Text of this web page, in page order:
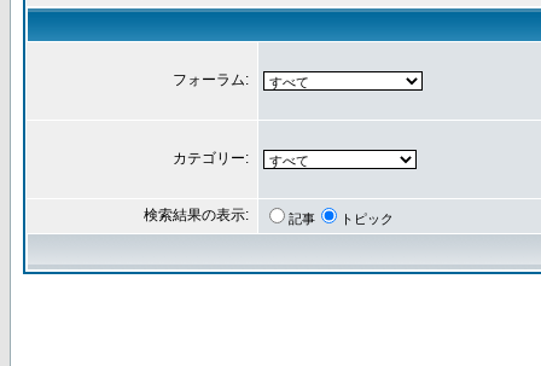
フォーラム:
カテゴリー:
検索結果の表示: 記事 トピック